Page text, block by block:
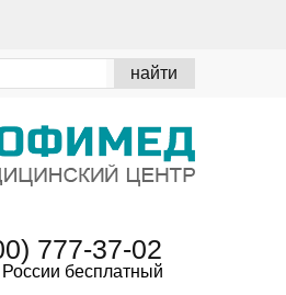
777-37-02
бесплатный